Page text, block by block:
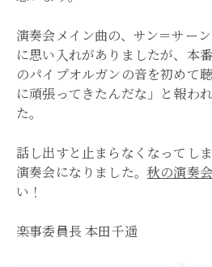
演奏会メイン曲の、サン＝サー
に思い入れがありましたが、本
のパイプオルガンの音を初めて
に頑張ってきたんだな」と報わ
た。
話し出すと止まらなくなってし
演奏会になりました。 秋の演奏会
い！
楽事委員長 本田千遥